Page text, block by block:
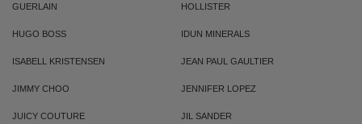
GUERLAIN HOLLISTER
HUGO BOSS IDUN MINERALS
ISABELL KRISTENSEN JEAN PAUL GAULTIER
JIMMY CHOO JENNIFER LOPEZ
JUICY COUTURE JIL SANDER